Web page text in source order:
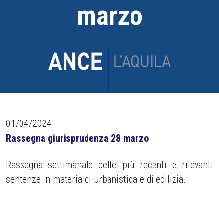
marzo
01/04/2024
Rassegna giurisprudenza 28 marzo
Rassegna settimanale delle più recenti e rilevanti
sentenze in materia di urbanistica e di edilizia.